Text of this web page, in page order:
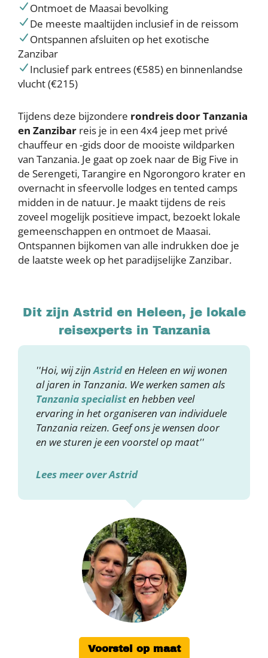
Ontmoet de Maasai bevolking
De meeste maaltijden inclusief in de reissom
Ontspannen afsluiten op het exotische
Zanzibar
Inclusief park entrees (€585) en binnenlandse
vlucht (€215)
Tijdens deze bijzondere rondreis door Tanzania
en Zanzibar reis je in een 4x4 jeep met privé
chauffeur en -gids door de mooiste wildparken
van Tanzania. Je gaat op zoek naar de Big Five in
de Serengeti, Tarangire en Ngorongoro krater en
overnacht in sfeervolle lodges en tented camps
midden in de natuur. Je maakt tijdens de reis
zoveel mogelijk positieve impact, bezoekt lokale
gemeenschappen en ontmoet de Maasai.
Ontspannen bijkomen van alle indrukken doe je
de laatste week op het paradijselijke Zanzibar.
Dit zijn Astrid en Heleen, je lokale
reisexperts in Tanzania
''Hoi, wij zijnAstriden Heleen en wij wonen
al jaren in Tanzania. We werken samen als
Tanzania specialisten hebben veel
ervaring in het organiseren van individuele
Tanzania reizen. Geef ons je wensen door
en we sturen je een voorstel op maat''
Lees meer over Astrid
Voorstel op maat